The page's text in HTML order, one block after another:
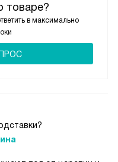
товаре?
в максимально